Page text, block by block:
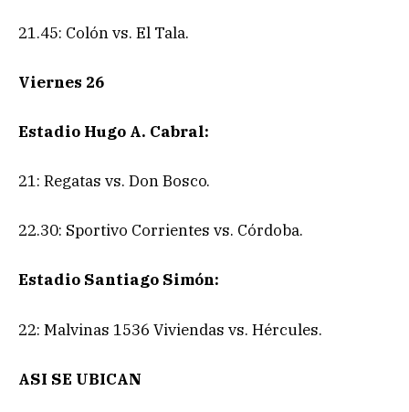
21.45: Colón vs. El Tala.
Viernes 26
Estadio Hugo A. Cabral:
21: Regatas vs. Don Bosco.
22.30: Sportivo Corrientes vs. Córdoba.
Estadio Santiago Simón:
22: Malvinas 1536 Viviendas vs. Hércules.
ASI SE UBICAN